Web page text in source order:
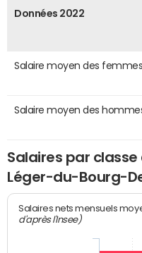
Données 2022
Salaire moyen des femmes
Salaire moyen des
Salaires par
Léger-du-Bourg-
Salaires nets mensuels
d'après l'Insee)